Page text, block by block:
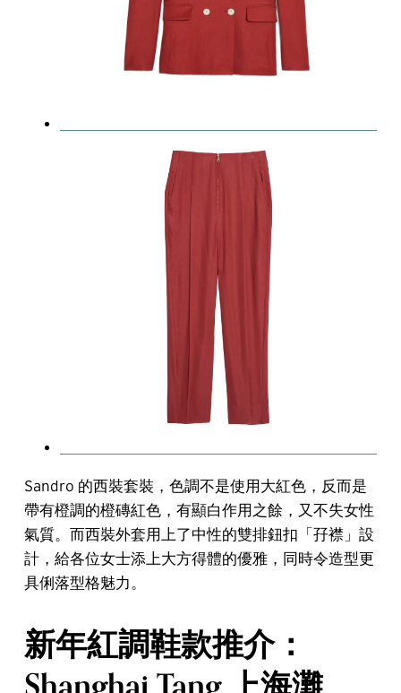
Sandro 的西裝套裝，色調不是使用大紅色，反而是
帶有橙調的橙磚紅色，有顯白作用之餘，又不失女性
氣質。而西裝外套用上了中性的雙排鈕扣「孖襟」設
計，給各位女士添上大方得體的優雅，同時令造型更
具俐落型格魅力。
新年紅調鞋款推介：